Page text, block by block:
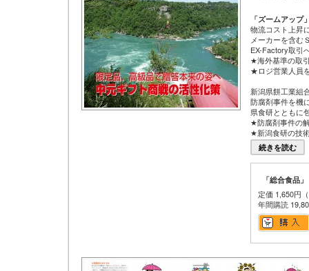
「ズームアップ
物流コスト上昇
メーカーを含む
EX-Factory取引
★海外基準の取
★ロジ営業人員
新潟県餅工業組
防腐剤事件を機
県食研とともに
★防腐剤事件の
★新潟食研の技
続きを読む
「総合食品」
定価 1,650円
年間購読